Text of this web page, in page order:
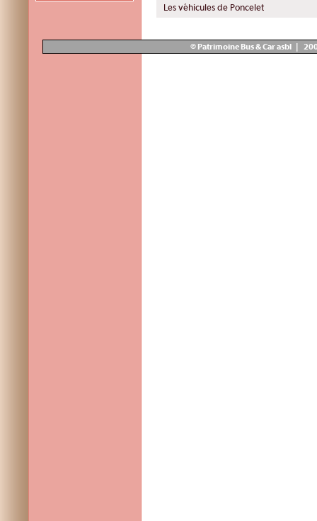
Les véhicules de Poncelet
© Patrimoine Bus & Car asbl |